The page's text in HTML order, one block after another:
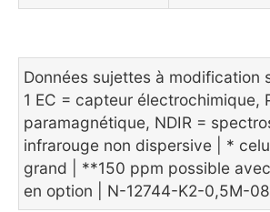
Données sujettes à modification
1 EC = capteur électrochimique,
paramagnétique, NDIR =
infrarouge non dispersive | *
grand | **150 ppm possible
en option | N-12744-K2-0,5M-